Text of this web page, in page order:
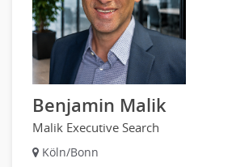
Benjamin Malik
Malik Executive Search
Köln/Bonn